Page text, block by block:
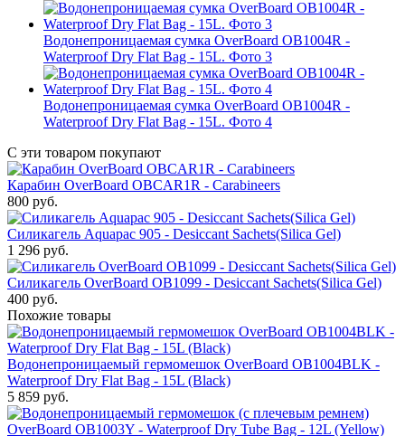
Водонепроницаемая сумка OverBoard OB1004R -
Waterproof Dry Flat Bag - 15L. Фото 3
Водонепроницаемая сумка OverBoard OB1004R -
Waterproof Dry Flat Bag - 15L. Фото 4
С эти товаром покупают
Карабин OverBoard OBCAR1R - Carabineers
800 руб.
Силикагель Aquapac 905 - Desiccant Sachets(Silica Gel)
1 296 руб.
Силикагель OverBoard OB1099 - Desiccant Sachets(Silica Gel)
400 руб.
Похожие товары
Водонепроницаемый гермомешок OverBoard OB1004BLK -
Waterproof Dry Flat Bag - 15L (Black)
5 859 руб.